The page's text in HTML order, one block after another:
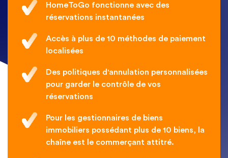
HomeToGo fonctionne avec des
réservations instantanées
Accès à plus de 10 méthodes de paiement
localisées
Des politiques d'annulation personnalisées
pour garder le contrôle de vos
réservations
Pour les gestionnaires de biens
immobiliers possédant plus de 10 biens, la
chaîne est le commerçant attitré.